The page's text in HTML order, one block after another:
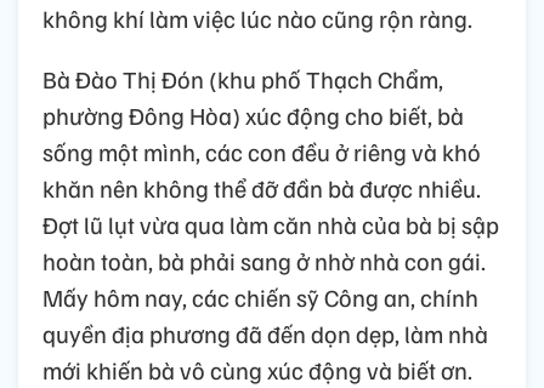
không khí làm việc lúc nào cũng rộn ràng.
Bà Đào Thị Đón (khu phố Thạch Chẩm,
phường Đông Hòa) xúc động cho biết, bà
sống một mình, các con đều ở riêng và khó
khăn nên không thể đỡ đần bà được nhiều.
Đợt lũ lụt vừa qua làm căn nhà của bà bị sập
hoàn toàn, bà phải sang ở nhờ nhà con gái.
Mấy hôm nay, các chiến sỹ Công an, chính
quyền địa phương đã đến dọn dẹp, làm nhà
mới khiến bà vô cùng xúc động và biết ơn.